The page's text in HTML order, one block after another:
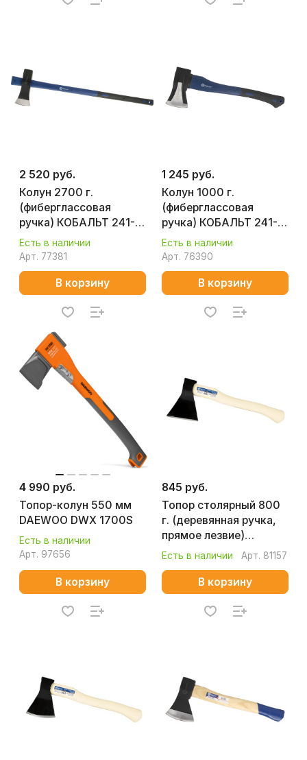
2 520 руб.
Колун 2700 г.
(фиберглассовая
ручка) КОБАЛЬТ 241-
154
Есть в наличии
Арт. 77381
В корзину
1 245 руб.
Колун 1000 г.
(фиберглассовая
ручка) КОБАЛЬТ 241-
130
Есть в наличии
Арт. 76390
В корзину
4 990 руб.
Топор-колун 550 мм
DAEWOO DWX 1700S
Есть в наличии
Арт. 97656
В корзину
845 руб.
Топор столярный 800
г. (деревянная ручка,
прямое лезвие)
КОБАЛЬТ МАСТЕР
Есть в наличии Арт. 81157
В корзину